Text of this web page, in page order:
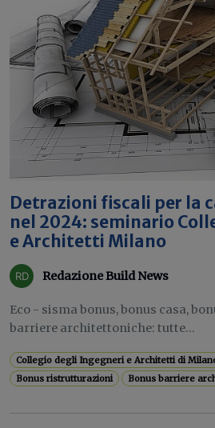
Detrazioni fiscali per la
nel 2024: seminario
e Architetti Milano
Redazione Build News
Eco - sisma bonus, bonus casa,
barriere architettoniche: tutte...
Collegio degli Ingegneri e Architetti di
Bonus ristrutturazioni
Bonus barriere